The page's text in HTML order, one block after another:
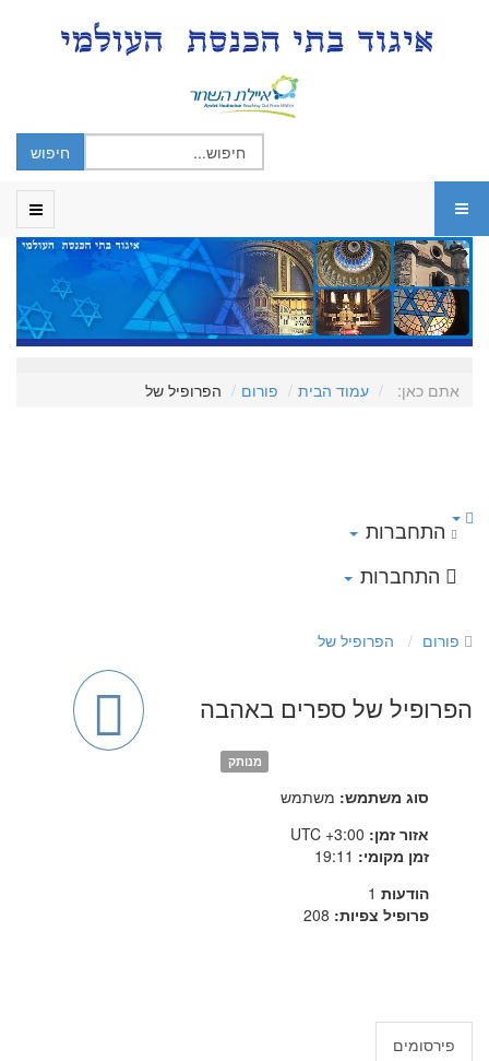
אתם כאן: עמוד הבית פורום הפרופיל של
התחברות
התחברות
פורום הפרופיל של
הפרופיל של ספרים באהבה
מנותק
סוג משתמש: משתמש
אזור זמן: UTC +3:00
זמן מקומי: 19:11
הודעות 1
פרופיל צפיות: 208
פירסומים